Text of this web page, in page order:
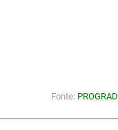
Fonte: PROGRAD